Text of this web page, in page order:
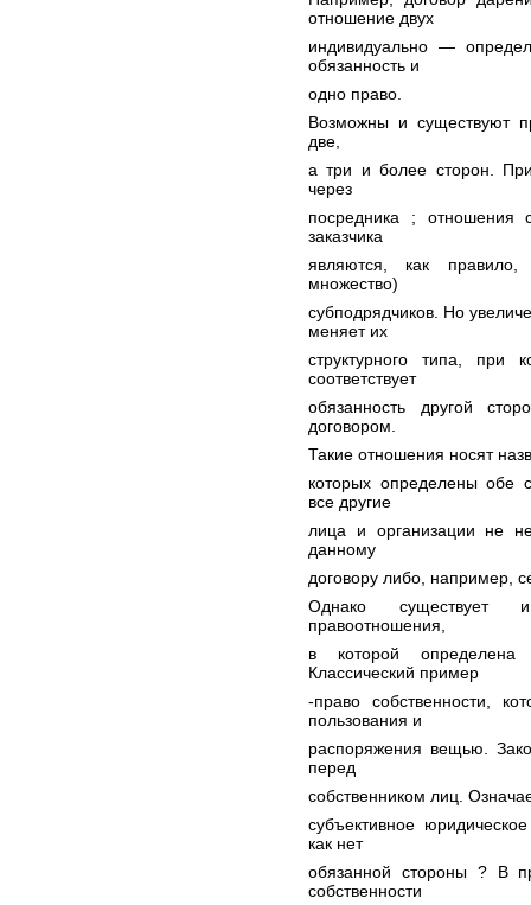
отношение двух
индивидуально —
обязанность и
одно право.
Возможны и существуют
две,
а три и более сторон.
через
посредника ; отношения
заказчика
являются, как
множество)
субподрядчиков. Но
меняет их
структурного типа, при
соответствует
обязанность другой
договором.
Такие отношения носят
которых определены обе
все другие
лица и организации не
данному
договору либо, например,
Однако существует
правоотношения,
в которой определена
Классический пример
-право собственности,
пользования и
распоряжения вещью.
перед
собственником лиц.
субъективное
как нет
обязанной стороны ? В
собственности